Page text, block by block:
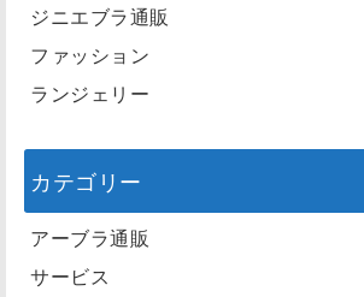
ジニエブラ通販
ファッション
ランジェリー
カテゴリー
アーブラ通販
サービス